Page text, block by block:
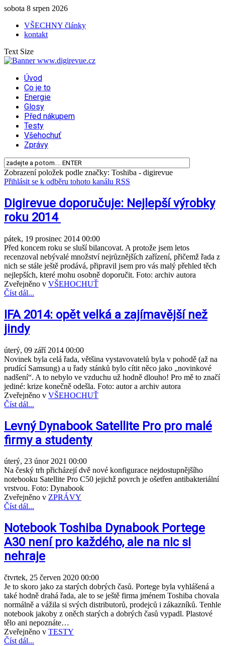
sobota 8 srpen 2026
VŠECHNY články
kontakt
Text Size
Úvod
Co je to
Energie
Glosy
Před nákupem
Testy
Všehochuť
Zprávy
Zobrazení položek podle značky: Toshiba - digirevue
Přihlásit se k odběru tohoto kanálu RSS
Digirevue doporučuje: Nejlepší výrobky
roku 2014
pátek, 19 prosinec 2014 00:00
Před koncem roku se sluší bilancovat. A protože jsem letos
recenzoval nebývalé množství nejrůznějších zařízení, přičemž řada z
nich se stále ještě prodává, připravil jsem pro vás malý přehled těch
nejlepších, které mohu osobně doporučit. Foto: archiv autora
Zveřejněno v VŠEHOCHUŤ
Číst dál...
IFA 2014: opět velká a zajímavější než
jindy
úterý, 09 září 2014 00:00
Novinek byla celá řada, většina vystavovatelů byla v pohodě (až na
prudící Samsung) a u řady stánků bylo cítit něco jako „novinkové
nadšení“. A to nebylo ve vzduchu už hodně dlouho! Pro mě to značí
jediné: krize konečně odešla. Foto: autor a archiv autora
Zveřejněno v VŠEHOCHUŤ
Číst dál...
Levný Dynabook Satellite Pro pro malé
firmy a studenty
úterý, 23 únor 2021 00:00
Na český trh přicházejí dvě nové konfigurace nejdostupnějšího
notebooku Satellite Pro C50 jejichž povrch je ošetřen antibakteriální
vrstvou. Foto: Dynabook
Zveřejněno v ZPRÁVY
Číst dál...
Notebook Toshiba Dynabook Portege
A30 není pro každého, ale na nic si
nehraje
čtvrtek, 25 červen 2020 00:00
Je to skoro jako za starých dobrých časů. Portege byla vyhlášená a
také hodně drahá řada, ale to se ještě firma jménem Toshiba chovala
normálně a vážila si svých distributorů, prodejců i zákazníků. Tenhle
notebook jakoby z oněch starých a dobrých časů vypadl. Plastové
tělo ani nepoznáte…
Zveřejněno v TESTY
Číst dál...